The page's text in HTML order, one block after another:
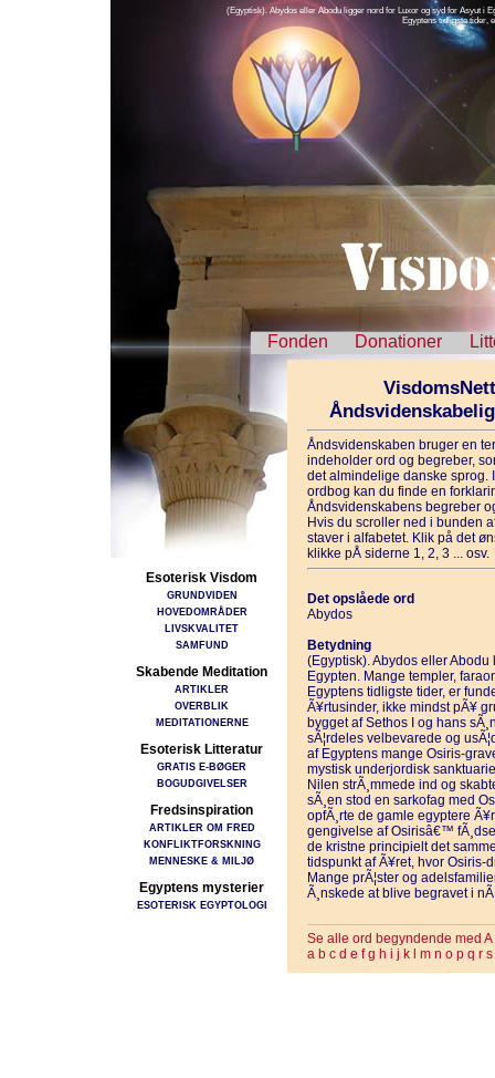
(Egyptisk). Abydos eller Abodu ligger nord for Luxor og syd for Asyut i
Egyptens tidligste tider,
Fonden Donationer
Esoterisk Visdom
GRUNDVIDEN
HOVEDOMRÅDER
LIVSKVALITET
SAMFUND
Skabende Meditation
ARTIKLER
OVERBLIK
MEDITATIONERNE
Esoterisk Litteratur
GRATIS E-BØGER
BOGUDGIVELSER
Fredsinspiration
ARTIKLER OM FRED
KONFLIKTFORSKNING
MENNESKE & MILJØ
Egyptens mysterier
ESOTERISK EGYPTOLOGI
Åndsvidenskaben bruger en
indeholder ord og begreber,
det almindelige danske sprog.
ordbog kan du finde en
Åndsvidenskabens begreber
Hvis du scroller ned i bunden
staver i alfabetet. Klik på det
klikke pÅ siderne 1, 2, 3 ... osv.
Det opslåede ord
Abydos
Betydning
(Egyptisk). Abydos eller
Egypten. Mange templer,
Egyptens tidligste tider, er
Ã¥rtusinder, ikke mindst pÃ¥
bygget af Sethos I og hans
sÃ¦rdeles velbevarede og
af Egyptens mange Osiris-
mystisk underjordisk
Nilen strÃ¸mmede ind og
sÃ¸en stod en sarkofag med
opfÃ¸rte de gamle egyptere
gengivelse af Osirisâ€™
de kristne principielt det
tidspunkt af Ã¥ret, hvor Osiris-
Mange prÃ¦ster og
Ã¸nskede at blive begravet i
Se alle ord begyndende med A
a b c d e f g h i j k m n o p q r s